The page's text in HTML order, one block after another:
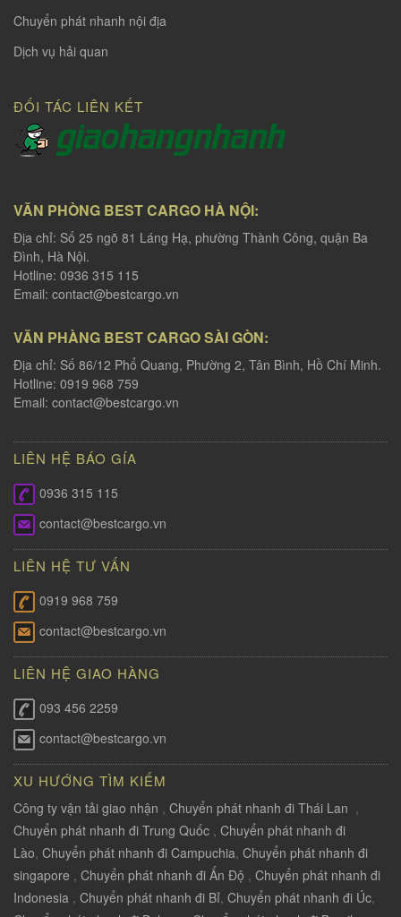
Chuyển phát nhanh nội địa
Dịch vụ hải quan
ĐỐI TÁC LIÊN KẾT
VĂN PHÒNG BEST CARGO HÀ NỘI:
Địa chỉ: Số 25 ngõ 81 Láng Hạ, phường Thành Công, quận Ba
Đình, Hà Nội.
Hotline: 0936 315 115
Email: contact@bestcargo.vn
VĂN PHÀNG BEST CARGO SÀI GÒN:
Địa chỉ: Số 86/12 Phổ Quang, Phường 2, Tân Bình, Hồ Chí Minh.
Hotline: 0919 968 759
Email: contact@bestcargo.vn
LIÊN HỆ BÁO GÍA
0936 315 115
contact@bestcargo.vn
LIÊN HỆ TƯ VẤN
0919 968 759
contact@bestcargo.vn
LIÊN HỆ GIAO HÀNG
093 456 2259
contact@bestcargo.vn
XU HƯỚNG TÌM KIẾM
Công ty vận tải giao nhận , Chuyển phát nhanh đi Thái Lan ,
Chuyển phát nhanh đi Trung Quốc , Chuyển phát nhanh đi
Lào, Chuyển phát nhanh đi Campuchia, Chuyển phát nhanh đi
singapore , Chuyển phát nhanh đi Ấn Độ , Chuyển phát nhanh đi
Indonesia , Chuyển phát nhanh đi Bỉ, Chuyển phát nhanh đi Úc,